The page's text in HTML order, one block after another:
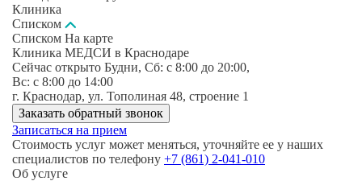
Клиника
Списком
Списком На карте
Клиника МЕДСИ в Краснодаре
Сейчас открыто Будни, Сб: c 8:00 до 20:00,
Вс: c 8:00 до 14:00
г. Краснодар, ул. Тополиная 48, строение 1
Заказать обратный звонок
Записаться на прием
Стоимость услуг может меняться, уточняйте ее у наших
специалистов по телефону +7 (861) 2-041-010
Об услуге